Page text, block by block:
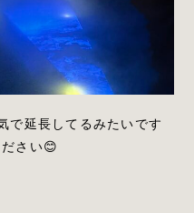
で延長してるみたいです
さい😊